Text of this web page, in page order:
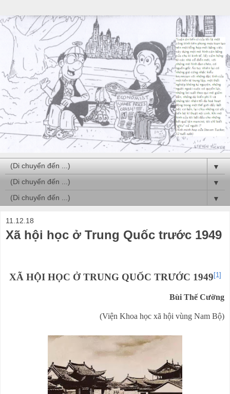
▼
▼
▼
11.12.18
Xã hội học ở Trung Quốc trước 1949
XÃ HỘI HỌC Ở TRUNG QUỐC TRƯỚC 1949[1]
Bùi Thế Cường
(Viện Khoa học xã hội vùng Nam Bộ)